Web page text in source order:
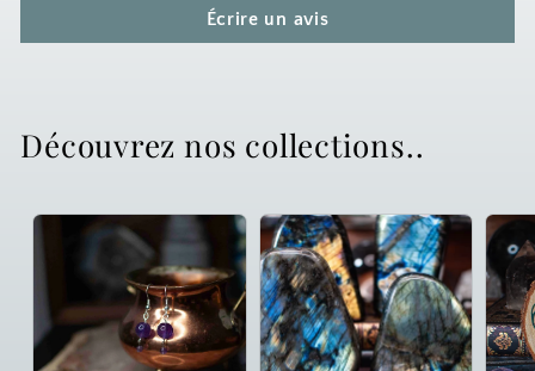
Écrire un avis
Découvrez nos collections..